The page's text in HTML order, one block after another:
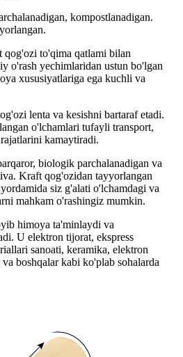
kompostlanadigan.
to'qima qatlami bilan
o'rash yechimlaridan ustun bo'lgan
xususiyatlariga ega kuchli va
lenta va kesishni bartaraf etadi.
o'lchamlari tufayli transport,
kamaytiradi.
biologik parchalanadigan va
Kraft qog'ozidan tayyorlangan
siz g'alati o'lchamdagi va
mahkam o'rashingiz mumkin.
himoya ta'minlaydi va
U elektron tijorat, ekspress
sanoati, keramika, elektron
boshqalar kabi ko'plab sohalarda